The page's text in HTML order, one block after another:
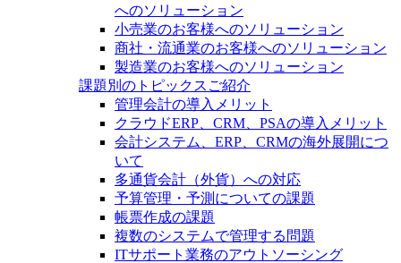
へのソリューション
小売業のお客様へのソリューション
商社・流通業のお客様へのソリューション
製造業のお客様へのソリューション
課題別のトピックスご紹介
管理会計の導入メリット
クラウドERP、CRM、PSAの導入メリット
会計システム、ERP、CRMの海外展開につ
いて
多通貨会計（外貨）への対応
予算管理・予測についての課題
帳票作成の課題
複数のシステムで管理する問題
ITサポート業務のアウトソーシング